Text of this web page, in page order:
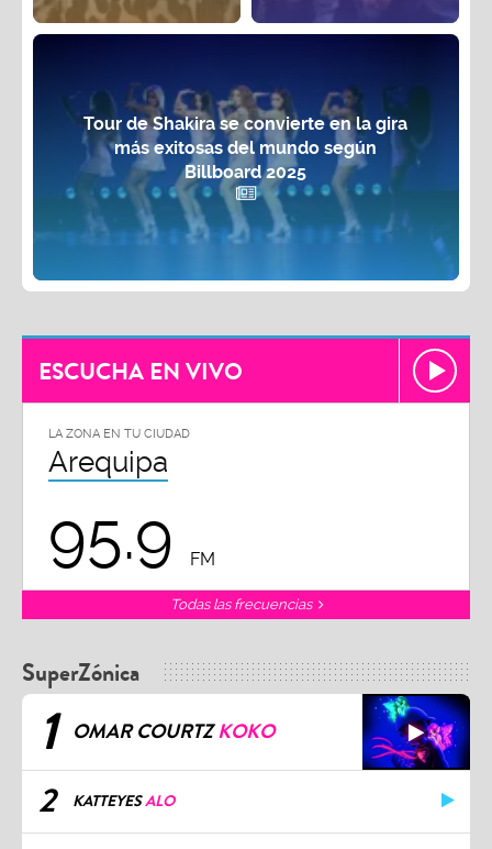
Tour de Shakira se convierte en la gira
más exitosas del mundo según
Billboard 2025
ESCUCHA EN VIVO
LA ZONA EN TU CIUDAD
Arequipa
95.9 FM
Todas las frecuencias
SuperZónica
1 OMAR COURTZKOKO
2 KATTEYESALO